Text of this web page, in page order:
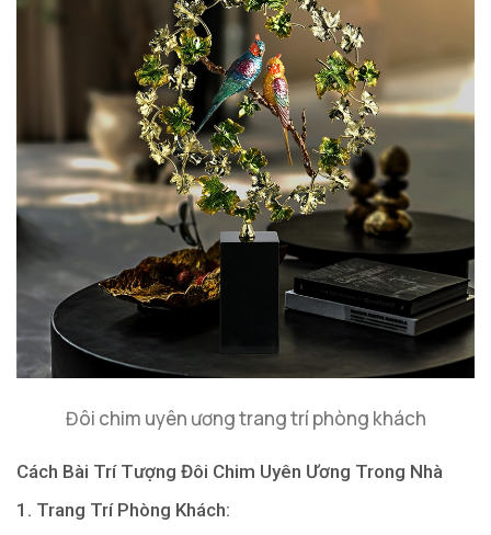
Đôi chim uyên ương trang trí phòng khách
Cách Bài Trí Tượng Đôi Chim Uyên Ương Trong Nhà
1. Trang Trí Phòng Khách: